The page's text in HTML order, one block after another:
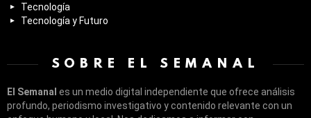
Tecnología
Tecnología y Futuro
SOBRE EL SEMANAL
El Semanal es un medio digital independiente que ofrece análisis
profundo, periodismo investigativo y contenido relevante con un